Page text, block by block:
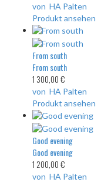
von HA Palten
Produkt ansehen
From south
From south
1 300,00 €
von HA Palten
Produkt ansehen
Good evening
Good evening
1 200,00 €
von HA Palten